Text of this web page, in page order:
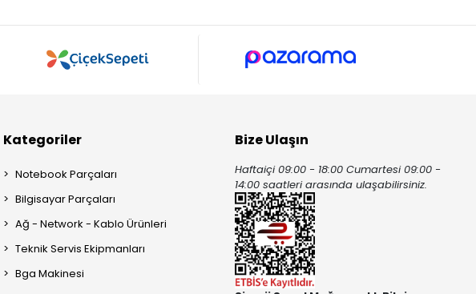
Kategoriler
Notebook Parçaları
Bilgisayar Parçaları
Ağ - Network - Kablo Ürünleri
Teknik Servis Ekipmanları
Bga Makinesi
Bize Ulaşın
Haftaiçi 09:00 - 18:00 Cumartesi 09:00 -
14:00 saatleri arasında ulaşabilirsiniz.